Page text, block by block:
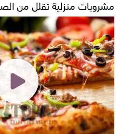
مشروبات منزلية تقلل من